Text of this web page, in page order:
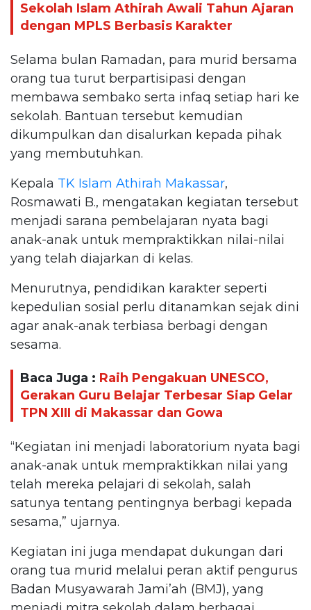
Sekolah Islam Athirah Awali Tahun Ajaran
dengan MPLS Berbasis Karakter
Selama bulan Ramadan, para murid bersama
orang tua turut berpartisipasi dengan
membawa sembako serta infaq setiap hari ke
sekolah. Bantuan tersebut kemudian
dikumpulkan dan disalurkan kepada pihak
yang membutuhkan.
Kepala TK Islam Athirah Makassar,
Rosmawati B., mengatakan kegiatan tersebut
menjadi sarana pembelajaran nyata bagi
anak-anak untuk mempraktikkan nilai-nilai
yang telah diajarkan di kelas.
Menurutnya, pendidikan karakter seperti
kepedulian sosial perlu ditanamkan sejak dini
agar anak-anak terbiasa berbagi dengan
sesama.
Baca Juga : Raih Pengakuan UNESCO,
Gerakan Guru Belajar Terbesar Siap Gelar
TPN XIII di Makassar dan Gowa
“Kegiatan ini menjadi laboratorium nyata bagi
anak-anak untuk mempraktikkan nilai yang
telah mereka pelajari di sekolah, salah
satunya tentang pentingnya berbagi kepada
sesama,” ujarnya.
Kegiatan ini juga mendapat dukungan dari
orang tua murid melalui peran aktif pengurus
Badan Musyawarah Jami’ah (BMJ), yang